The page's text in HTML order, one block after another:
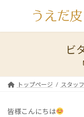
ン
ー
ビ
トップページ スタッ
皆様こんにちは